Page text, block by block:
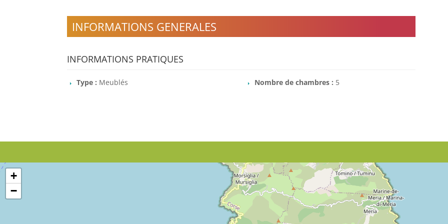
INFORMATIONS GENERALES
INFORMATIONS PRATIQUES
Type : Meublés Nombre de chambres : 5
+
−